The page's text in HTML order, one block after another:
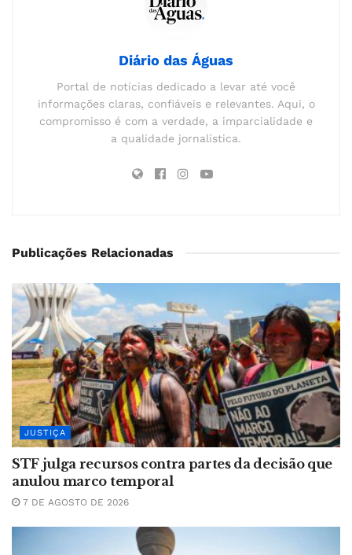
Diário das Águas
Portal de notícias dedicado a levar até você
informações claras, confiáveis e relevantes. Aqui, o
compromisso é com a verdade, a imparcialidade e
a qualidade jornalística.
Publicações Relacionadas
JUSTIÇA
STF julga recursos contra partes da decisão que
anulou marco temporal
7 DE AGOSTO DE 2026